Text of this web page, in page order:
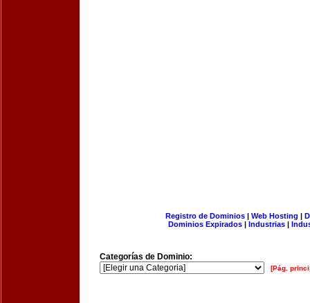
Registro de Dominios| Web Hosting |
Dominios Expirados | Industrias |
Categorías de Dominio:
[Pág.